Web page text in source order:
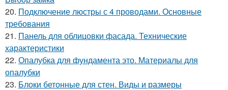
20. Подключение люстры с 4 проводами. Основные
требования
21. Панель для облицовки фасада. Технические
характеристики
22. Опалубка для фундамента это. Материалы для
опалубки
23. Блоки бетонные для стен. Виды и размеры